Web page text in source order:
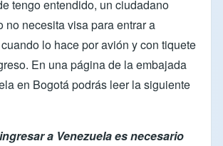
tengo entendido, un ciudadano
no necesita visa para entrar a
lo hace por avión y con tiquete
En unapágina de la embajada
en Bogotá podrás leer la siguiente
a Venezuela es necesario